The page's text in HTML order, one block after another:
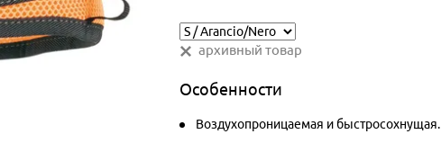
архивный товар
Особенности
Воздухопроницаемая и быстросохнущая.